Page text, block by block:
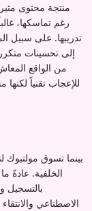
منتجة محتوى
رغم تماسكها،
تدريبها. على سبيل
إلى تحسينات
من الواقع
للإعجاب تقنياً
بينما تسوق مولتبوك
الخلفية. عادةً
بالتسجيل
الاصطناعي